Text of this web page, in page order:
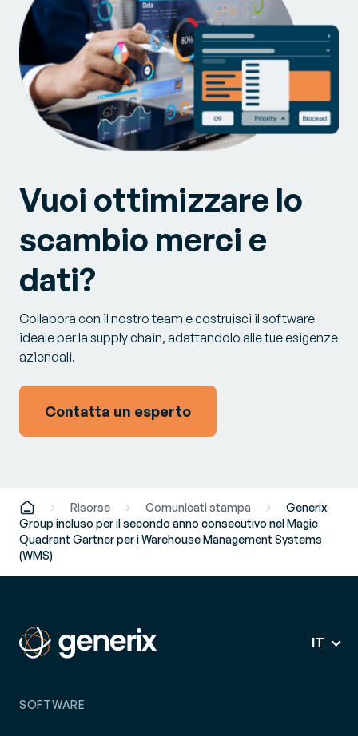
Vuoi ottimizzare lo
scambio merci e
dati?
Collabora con il nostro team e costruisci il software
ideale per la supply chain, adattandolo alle tue esigenze
aziendali.
Contatta un esperto
Risorse Comunicati stampa
Generix
Group incluso per il secondo anno consecutivo nel Magic
Quadrant Gartner per i Warehouse Management Systems
(WMS)
IT
SOFTWARE